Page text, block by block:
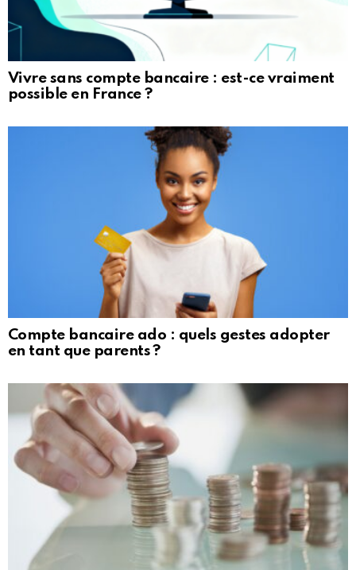
Vivre sans compte bancaire : est-ce vraiment
possible en France ?
Compte bancaire ado : quels gestes adopter
en tant que parents ?